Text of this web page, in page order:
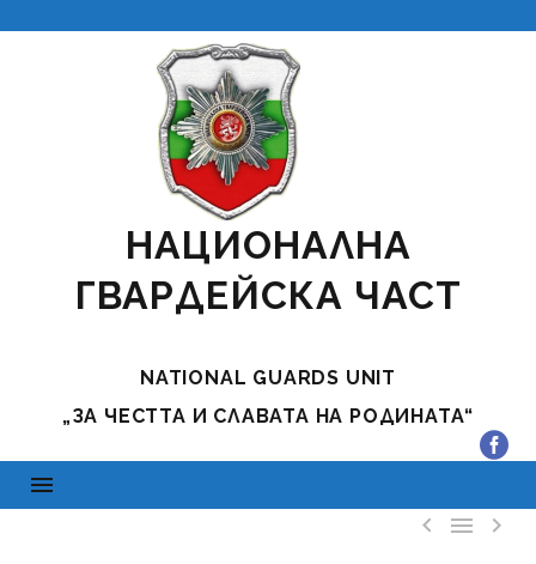
НАЦИОНАЛНА
ГВАРДЕЙСКА ЧАСТ
NATIONAL GUARDS UNIT
„ЗА ЧЕСТТА И СЛАВАТА НА РОДИНАТА“
  